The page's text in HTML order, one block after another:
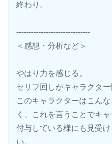
終わり。
------------------------------
＜感想・分析など＞
やはり力を感じる。
セリフ回しがキャラクター
このキャラクターはこん
く、これを言うことでキ
付与している様にも見受
い。